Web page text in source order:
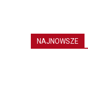
NAJNOWSZE